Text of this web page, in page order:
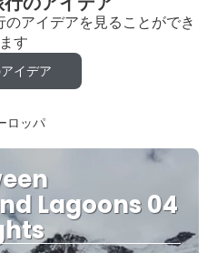
アイデアを見ることができ
ます
イデア
ロッパ
Lagoons 04